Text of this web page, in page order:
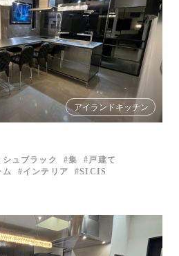
アイランドキッチン
シュブラック 集
戸建て
ム インテリア
SICIS